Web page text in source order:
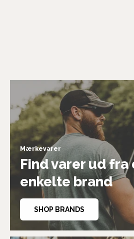
Mærkevarer
Find varer ud fra
enkelte brand
SHOP BRANDS